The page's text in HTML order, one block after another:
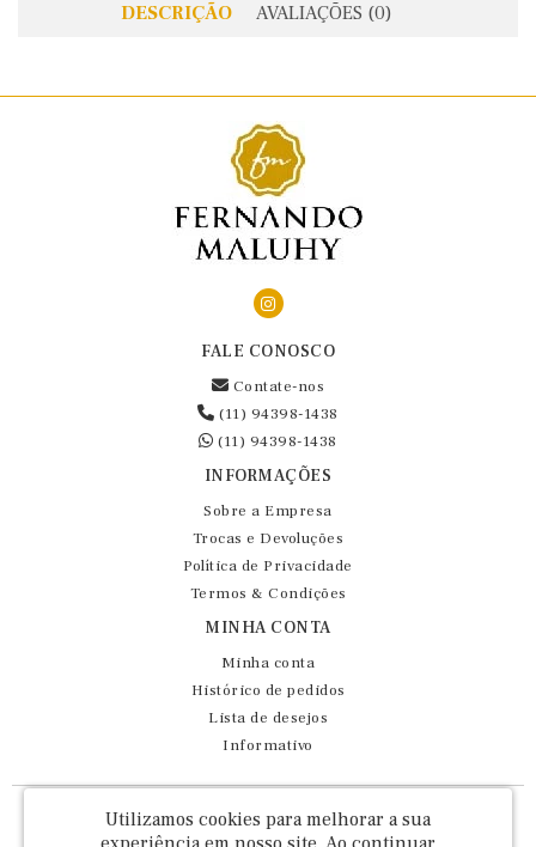
DESCRIÇÃO AVALIAÇÕES (0)
FALE CONOSCO
Contate-nos
(11) 94398-1438
(11) 94398-1438
INFORMAÇÕES
Sobre a Empresa
Trocas e Devoluções
Política de Privacidade
Termos & Condições
MINHA CONTA
Minha conta
Histórico de pedidos
Lista de desejos
Informativo
Fernando Maluhy Cia Ltda - CNPJ: 60.458.825/0001-86
Rua Dr Euclydes da Cunha, 47 - Brás - São Paulo / SP - CEP 03016-030
Utilizamos cookies para melhorar a sua